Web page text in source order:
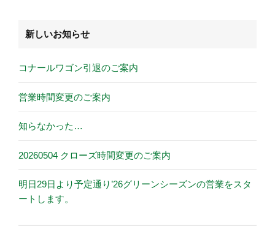
新しいお知らせ
コナールワゴン引退のご案内
営業時間変更のご案内
知らなかった…
20260504 クローズ時間変更のご案内
明日29日より予定通り’26グリーンシーズンの営業をスタ
ートします。